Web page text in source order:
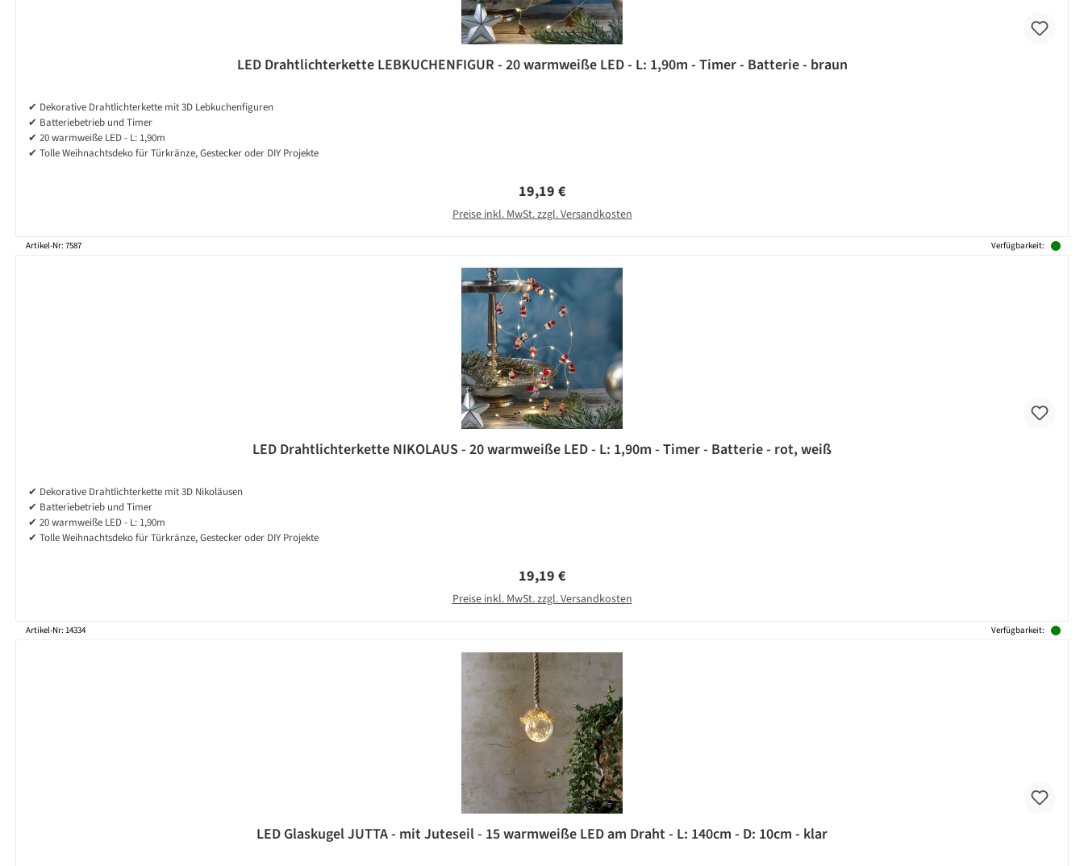
LED Drahtlichterkette LEBKUCHENFIGUR - 20 warmweiße LED - L: 1,90m - Timer - Batterie - braun
✔ Dekorative Drahtlichterkette mit 3D Lebkuchenfiguren
✔ Batteriebetrieb und Timer
✔ 20 warmweiße LED - L: 1,90m
✔ Tolle Weihnachtsdeko für Türkränze, Gestecker oder DIY Projekte
Regulärer Preis:
19,19 €
Preise inkl. MwSt. zzgl. Versandkosten
Artikel-Nr: 7587 Verfügbarkeit:
LED Drahtlichterkette NIKOLAUS - 20 warmweiße LED - L: 1,90m - Timer - Batterie - rot, weiß
✔ Dekorative Drahtlichterkette mit 3D Nikoläusen
✔ Batteriebetrieb und Timer
✔ 20 warmweiße LED - L: 1,90m
✔ Tolle Weihnachtsdeko für Türkränze, Gestecker oder DIY Projekte
Regulärer Preis:
19,19 €
Preise inkl. MwSt. zzgl. Versandkosten
Artikel-Nr: 14334 Verfügbarkeit:
LED Glaskugel JUTTA - mit Juteseil - 15 warmweiße LED am Draht - L: 140cm - D: 10cm - klar